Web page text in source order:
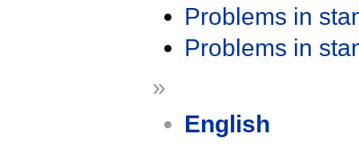
Problems in
Problems in
»
English